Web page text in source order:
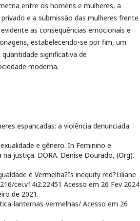
entre os homens e mulheres, a
e a submissão das mulheres frente
as conseqüências emocionais e
estabelecendo-se por fim, um
significativa de
moderna.
espancadas: a violência denunciada.
e gênero. In Feminino e
justiça. DORA. Denise Dourado, (Org).
é Vermelha?Is inequity red?Liliane
cei.v14i2.22451 Acesso em 26 Fev 2024
de 2021.
lanternas-vermelhas/ Acesso em 26